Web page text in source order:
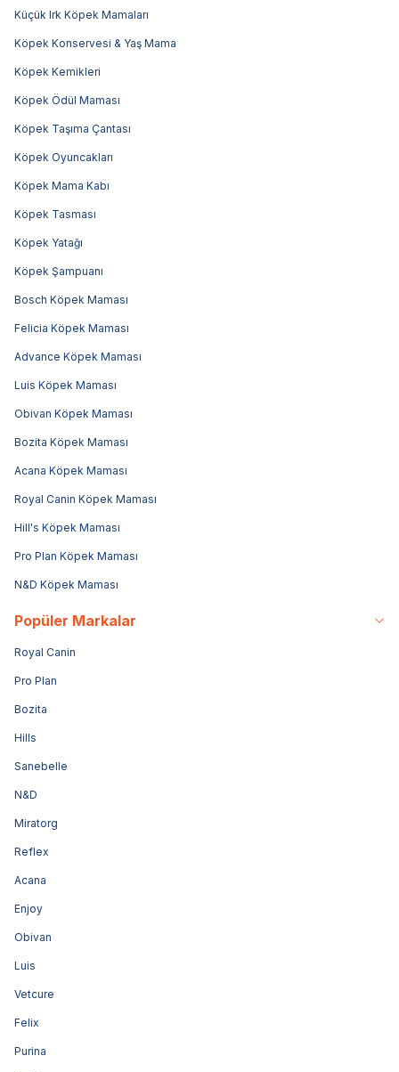
Küçük Irk Köpek Mamaları
Köpek Konservesi & Yaş Mama
Köpek Kemikleri
Köpek Ödül Maması
Köpek Taşıma Çantası
Köpek Oyuncakları
Köpek Mama Kabı
Köpek Tasması
Köpek Yatağı
Köpek Şampuanı
Bosch Köpek Maması
Felicia Köpek Maması
Advance Köpek Maması
Luis Köpek Maması
Obivan Köpek Maması
Bozita Köpek Maması
Acana Köpek Maması
Royal Canin Köpek Maması
Hill's Köpek Maması
Pro Plan Köpek Maması
N&D Köpek Maması
Popüler Markalar
Royal Canin
Pro Plan
Bozita
Hills
Sanebelle
N&D
Miratorg
Reflex
Acana
Enjoy
Obivan
Luis
Vetcure
Felix
Purina